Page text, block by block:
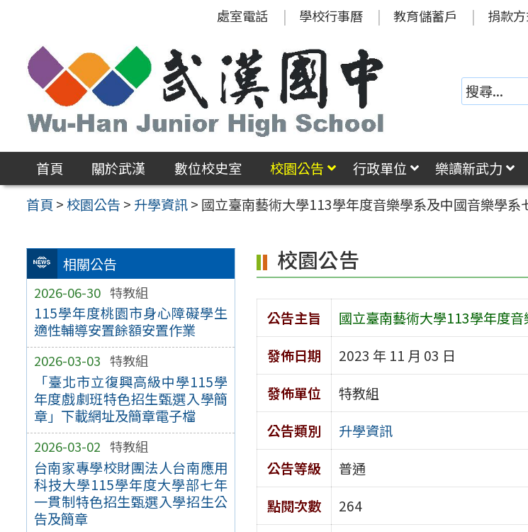
區
處室電話 學校行事曆 教育儲蓄戶 捐款
首頁 關於武漢 數位校史室 校園公告 行政單位 樂讀新武力
首頁 >校園公告 > 升學資訊> 國立臺南藝術大學113學年度音樂學系及中國音樂學
相關公告
2026-06-30 特教組
115學年度桃園市身心障礙學生
適性輔導安置餘額安置作業
2026-03-03 特教組
「臺北市立復興高級中學115學
年度戲劇班特色招生甄選入學簡
章」下載網址及簡章電子檔
2026-03-02 特教組
台南家專學校財團法人台南應用
科技大學115學年度大學部七年
一貫制特色招生甄選入學招生公
告及簡章
校園公告
公告主旨
國立臺南藝術大學113學年度
發佈日期
2023 年 11 月 03 日
發佈單位
特教組
公告類別
升學資訊
公告等級
普通
點閱次數
264